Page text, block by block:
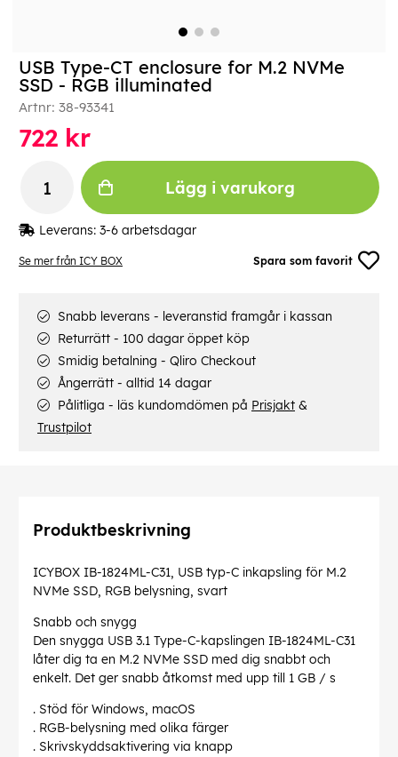
Se mer från ICY BOX Spara som favorit
USB Type-CT enclosure for M.2 NVMe
SSD - RGB illuminated
Artnr: 38-93341
722 kr
Lägg i varukorg
Leverans: 3-6 arbetsdagar
Snabb leverans - leveranstid framgår i kassan
Returrätt - 100 dagar öppet köp
Smidig betalning - Qliro Checkout
Ångerrätt - alltid 14 dagar
Pålitliga - läs kundomdömen på Prisjakt &
Trustpilot
Produktbeskrivning
ICYBOX IB-1824ML-C31, USB typ-C inkapsling för M.2
NVMe SSD, RGB belysning, svart
Snabb och snygg
Den snygga USB 3.1 Type-C-kapslingen IB-1824ML-C31
låter dig ta en M.2 NVMe SSD med dig snabbt och
enkelt. Det ger snabb åtkomst med upp till 1 GB / s
. Stöd för Windows, macOS
. RGB-belysning med olika färger
. Skrivskyddsaktivering via knapp